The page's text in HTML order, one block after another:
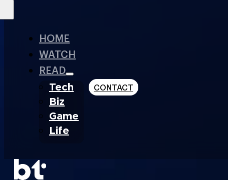
HOME
WATCH
READ
Tech
Biz
Game
Life
CONTACT